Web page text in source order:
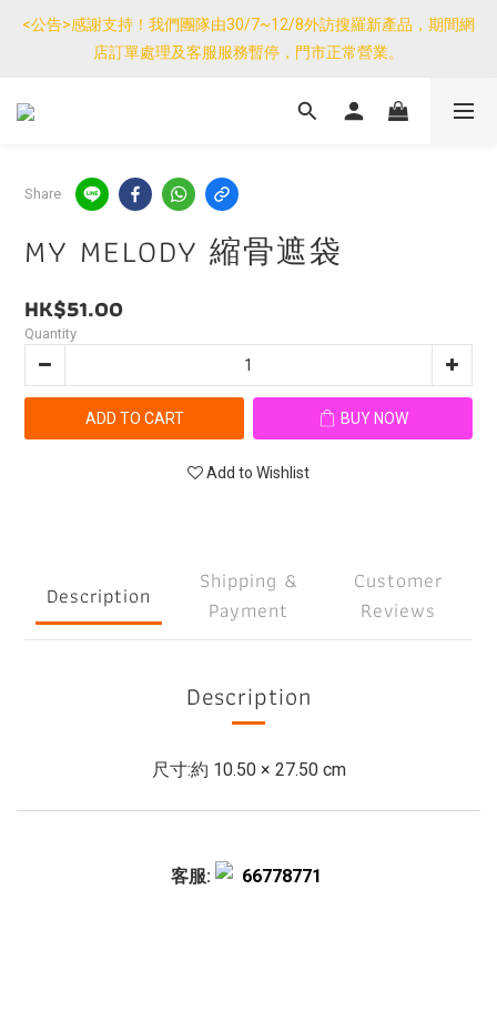
優惠免運產品如與其他商品同單購買，其他商品每件只需加$7運
費。(大件/較重產品除外)
<公告>感謝支持！我們團隊由30/7~12/8外訪搜羅新產品，期間網
店訂單處理及客服服務暫停，門市正常營業。
優惠免運產品如與其他商品同單購買，其他商品每件只需加$7運
Share
MY MELODY 縮骨遮袋
HK$51.00
Quantity
ADD TO CART BUY NOW
Add to Wishlist
Description
Shipping &
Payment
Customer
Reviews
Description
尺寸:約 10.50 × 27.50 cm
客服: 66778771